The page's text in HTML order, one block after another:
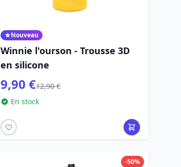
Nouveau
Winnie l'ourson - Trousse 3D
en silicone
9,90 €12,90 €
En stock
-50%